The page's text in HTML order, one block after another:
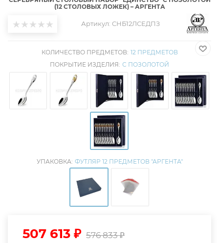
(12 СТОЛОВЫХ ЛОЖЕК) – АРГЕНТА
Артикул: CНБ12ЛСЕДПЗ
КОЛИЧЕСТВО ПРЕДМЕТОВ: 12 ПРЕДМЕТОВ
ПОКРЫТИЕ ИЗДЕЛИЯ: С ПОЗОЛОТОЙ
УПАКОВКА: ФУТЛЯР 12 ПРЕДМЕТОВ "АРГЕНТА"
507 613 ₽ 576 833₽